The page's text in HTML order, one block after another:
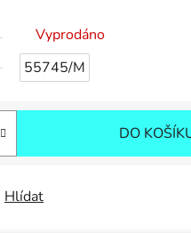
Vyprodáno
55745/M
DO
Hlídat